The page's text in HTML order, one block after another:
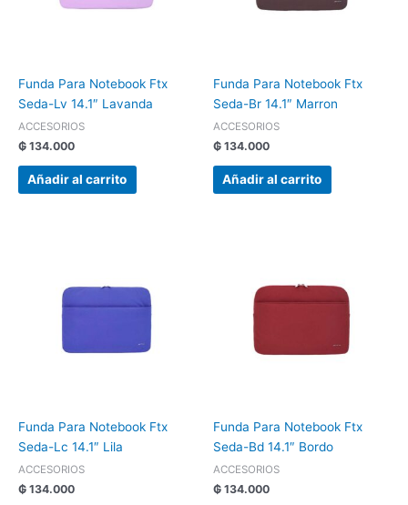
Funda Para Notebook Ftx
Seda-Lv 14.1″ Lavanda
ACCESORIOS
₲ 134.000
Añadir al carrito
Funda Para Notebook Ftx
Seda-Br 14.1″ Marron
ACCESORIOS
₲ 134.000
Añadir al carrito
Funda Para Notebook Ftx
Seda-Lc 14.1″ Lila
ACCESORIOS
₲ 134.000
Funda Para Notebook Ftx
Seda-Bd 14.1″ Bordo
ACCESORIOS
₲ 134.000